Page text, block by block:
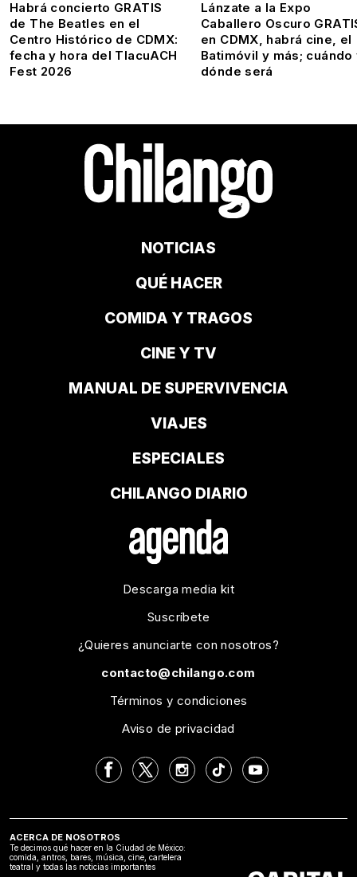
Habrá concierto GRATIS
de The Beatles en el
Centro Histórico de CDMX:
fecha y hora del TlacuACH
Fest 2026
Lánzate a la Expo
Caballero Oscuro
en CDMX, habrá cine, el
Batimóvil y más; cuándo
dónde será
NOTICIAS
QUÉ HACER
COMIDA Y TRAGOS
CINE Y TV
MANUAL DE SUPERVIVENCIA
VIAJES
ESPECIALES
CHILANGO DIARIO
Descarga media kit
Suscríbete
¿Quieres anunciarte con nosotros?
contacto@chilango.com
Términos y condiciones
Aviso de privacidad
ACERCA DE NOSOTROS
Te decimos qué hacer en la Ciudad de México:
comida, antros, bares, música, cine, cartelera
teatral y todas las noticias importantes